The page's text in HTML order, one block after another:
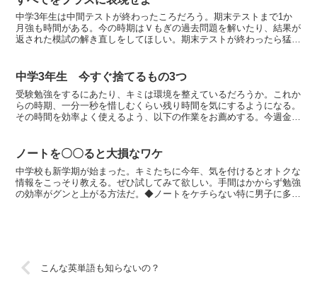
中学3年生は中間テストが終わったころだろう。期末テストまで1か
月強も時間がある。今の時期はＶもぎの過去問題を解いたり、結果が
返された模試の解き直しをしてほしい。期末テストが終わったら猛ス
中学3年生 今すぐ捨てるもの3つ
受験勉強をするにあたり、キミは環境を整えているだろうか。これか
らの時期、一分一秒を惜しむくらい残り時間を気にするようになる。
その時間を効率よく使えるよう、以下の作業をお薦めする。今週金曜
ノートを〇〇ると大損なワケ
中学校も新学期が始まった。キミたちに今年、気を付けるとオトクな
情報をこっそり教える。ぜひ試してみて欲しい。手間はかからず勉強
の効率がグンと上がる方法だ。◆ノートをケチらない特に男子に多
こんな英単語も知らないの？